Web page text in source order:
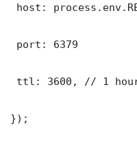
host:
port: 6379
ttl: 3600, // 1
});